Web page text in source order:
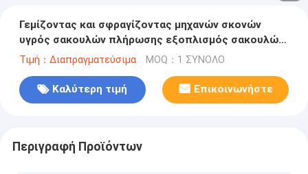
Γεμίζοντας και σφραγίζοντας μηχανών σκονών
υγρός σακουλών πλήρωσης εξοπλισμός σακουλών
σωλήνων 3KW
Τιμή：Διαπραγματεύσιμα MOQ：1 ΣΥΝΟΛΟ
Καλύτερη τιμή Επικοινωνήστε
Περιγραφή Προϊόντων